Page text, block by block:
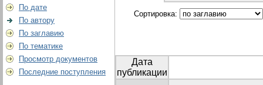
По дате
По автору
По заглавию
По тематике
Просмотр документов
Последние поступления
Сортировка:
Дата
публикации